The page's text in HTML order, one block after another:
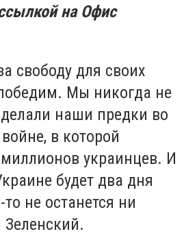
на Офис
свободу для своих
Мы никогда не
наши предки во
в которой
украинцев. И
будет два дня
не останется ни
Зеленский.